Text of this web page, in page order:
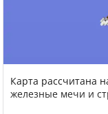
Карта рассчитана
железные мечи и